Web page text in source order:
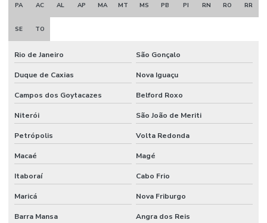
PA AC AL AP MA MT MS PB PI RN RO RR
SE TO
Rio de Janeiro São Gonçalo
Duque de Caxias Nova Iguaçu
Campos dos Goytacazes Belford Roxo
Niterói São João de Meriti
Petrópolis Volta Redonda
Macaé Magé
Itaboraí Cabo Frio
Maricá Nova Friburgo
Barra Mansa Angra dos Reis